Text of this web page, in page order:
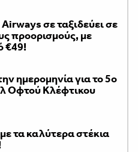
σε ταξιδεύει σε
προορισμούς, με
€49!
ημερομηνία για το 5ο
Οφτού Κλέφτικου
τα καλύτερα στέκια